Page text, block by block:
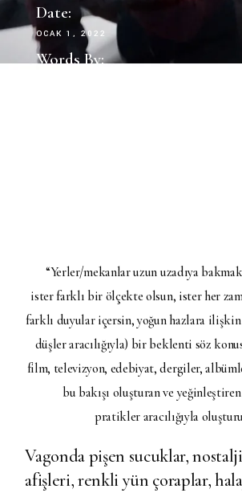
Date:
OCAK 1, 2022
Words By:
“Yerler/mekanlar uzun uzadıya
ister farklı bir ölçekte olsun, ister her
farklı duyular içersin, yoğun hazlara
düşler aracılığıyla) bir beklenti söz
film, televizyon, edebiyat, dergiler,
bu bakışı oluşturan ve
pratikler aracılığıyla
Vagonda pişen sucuklar,
afişleri, renkli yün çoraplar,